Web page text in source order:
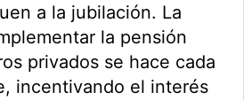
a la jubilación. La
la pensión
privados se hace cada
incentivando el interés